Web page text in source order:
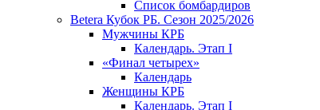
Список бомбардиров
Betera Кубок РБ. Сезон 2025/2026
Мужчины КРБ
Календарь. Этап I
«Финал четырех»
Календарь
Женщины КРБ
Календарь. Этап I